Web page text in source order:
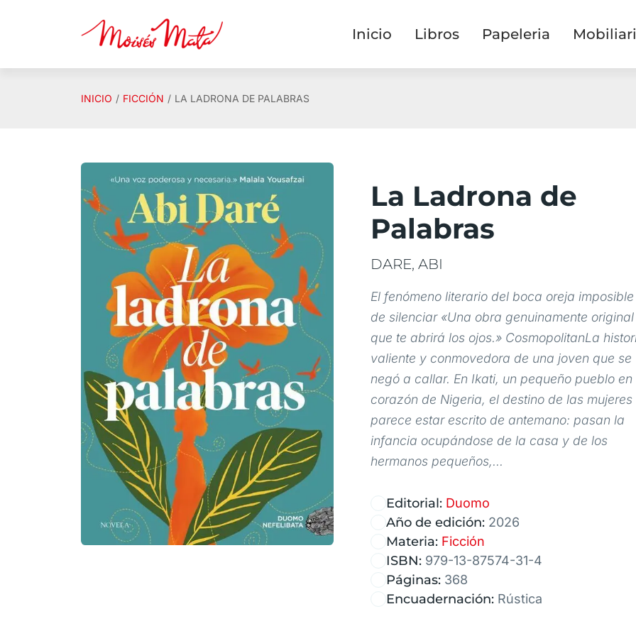
Inicio Libros Papeleria
INICIO FICCIÓN LA LADRONA DE PALABRAS
La Ladrona de
Palabras
DARE, ABI
El fenómeno literario del boca oreja imposible
de silenciar «Una obra genuinamente original
que te abrirá los ojos.» CosmopolitanLa
valiente y conmovedora de una joven que se
negó a callar. En Ikati, un pequeño pueblo en
corazón de Nigeria, el destino de las mujeres
parece estar escrito de antemano: pasan la
infancia ocupándose de la casa y de los
hermanos pequeños,...
Editorial: Duomo
Año de edición: 2026
Materia: Ficción
ISBN: 979-13-87574-31-4
Páginas: 368
Encuadernación: Rústica